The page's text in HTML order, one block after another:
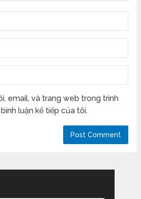
email, và trang web trong trình
luận kế tiếp của tôi.